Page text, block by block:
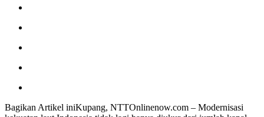
Bagikan Artikel iniKupang, NTTOnlinenow.com – Modernisasi